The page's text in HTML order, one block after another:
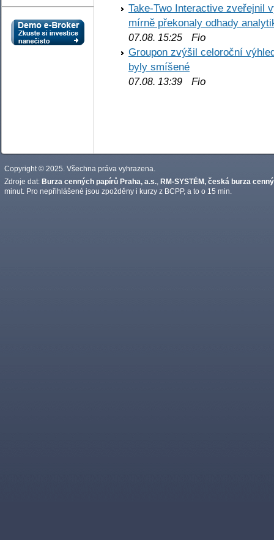
Take-Two Interactive zveřejnil
mírně překonaly odhady
07.08. 15:25 Fio
Groupon zvýšil celoroční
byly smíšené
07.08. 13:39 Fio
Copyright © 2025. Všechna práva vyhrazena.
Zdroje dat: Burza cenných papírů Praha, a.s. RM-SYSTÉM, česká burza
minut. Pro nepřihlášené jsou zpožděny i kurzy z BCPP, a to o 15 min.